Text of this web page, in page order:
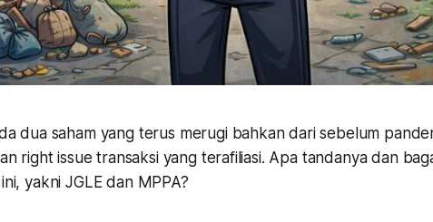
dua saham yang terus merugi bahkan dari sebelum
right issue transaksi yang terafiliasi. Apa tandanya dan
yakni JGLE dan MPPA?